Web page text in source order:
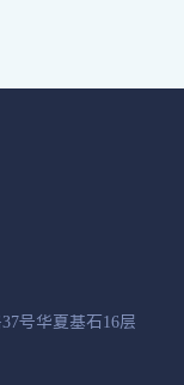
号华夏基石16层